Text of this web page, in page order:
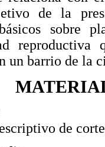
de la
sobre
un barrio de la
de